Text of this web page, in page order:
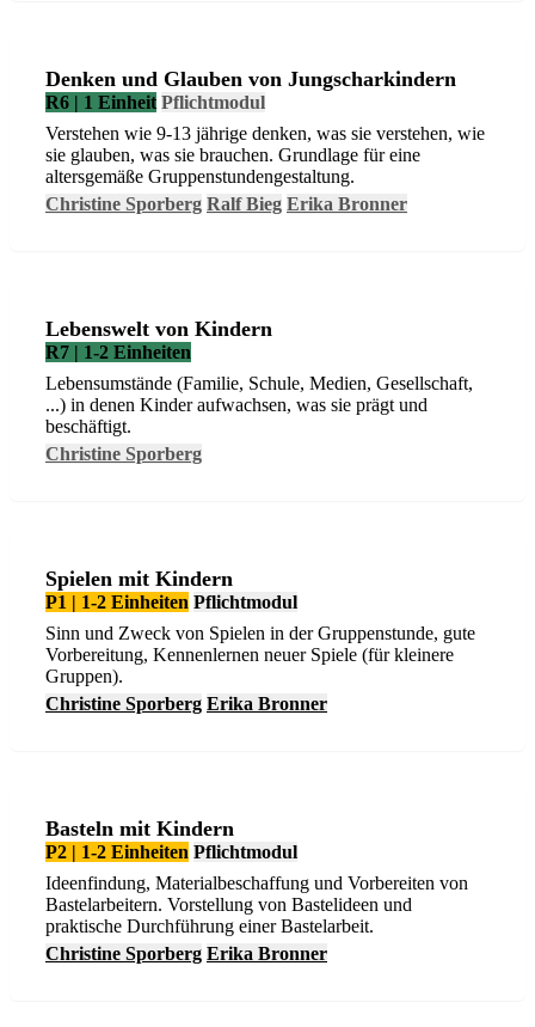
Denken und Glauben von Jungscharkindern
R6 | 1 Einheit Pflichtmodul
Verstehen wie 9-13 jährige denken, was sie verstehen, wie
sie glauben, was sie brauchen. Grundlage für eine
altersgemäße Gruppenstundengestaltung.
Christine Sporberg Ralf Bieg Erika Bronner
Lebenswelt von Kindern
R7 | 1-2 Einheiten
Lebensumstände (Familie, Schule, Medien, Gesellschaft,
...) in denen Kinder aufwachsen, was sie prägt und
beschäftigt.
Christine Sporberg
Spielen mit Kindern
P1 | 1-2 Einheiten Pflichtmodul
Sinn und Zweck von Spielen in der Gruppenstunde, gute
Vorbereitung, Kennenlernen neuer Spiele (für kleinere
Gruppen).
Christine Sporberg Erika Bronner
Basteln mit Kindern
P2 | 1-2 Einheiten Pflichtmodul
Ideenfindung, Materialbeschaffung und Vorbereiten von
Bastelarbeitern. Vorstellung von Bastelideen und
praktische Durchführung einer Bastelarbeit.
Christine Sporberg Erika Bronner